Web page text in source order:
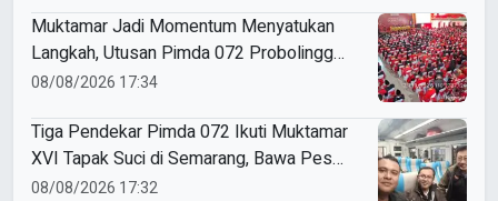
Muktamar Jadi Momentum Menyatukan
Langkah, Utusan Pimda 072 Probolinggo
Bawa Harapan untuk Tapak Suci
08/08/2026 17:34
Tiga Pendekar Pimda 072 Ikuti Muktamar
XVI Tapak Suci di Semarang, Bawa Pesan
Penguatan Kaderisasi
08/08/2026 17:32